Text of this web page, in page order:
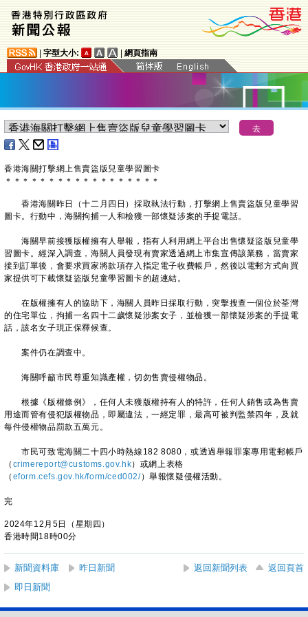
字型大小: 網頁指南
​香港海關打擊網上售賣盜版兒童學習圖卡
＊ ＊ ＊ ＊ ＊ ＊ ＊ ＊ ＊ ＊ ＊ ＊ ＊ ＊ ＊ ＊ ＊ ＊
香港海關昨日（十二月四日）採取執法行動，打擊網上售賣盜版兒童學習
圖卡。行動中，海關拘捕一人和檢獲一部懷疑涉案的手提電話。
海關早前接獲版權擁有人舉報，指有人利用網上平台出售懷疑盜版兒童學
習圖卡。經深入調查，海關人員發現有賣家透過網上市集宣傳該業務，當賣家
接到訂單後，會要求買家將款項存入指定電子收費帳戶，然後以電郵方式向買
家提供可下載懷疑盜版兒童學習圖卡的超連結。
在版權擁有人的協助下，海關人員昨日採取行動，突擊搜查一個位於荃灣
的住宅單位，拘捕一名四十二歲懷疑涉案女子，並檢獲一部懷疑涉案的手提電
話，該名女子現正保釋候查。
案件仍在調查中。
海關呼籲市民尊重知識產權，切勿售賣侵權物品。
根據《版權條例》，任何人未獲版權持有人的特許，任何人銷售或為售賣
用途而管有侵犯版權物品，即屬違法，一經定罪，最高可被判監禁四年，及就
每件侵權物品罰款五萬元。
市民可致電海關二十四小時熱線182 8080，或透過舉報罪案專用電郵帳戶
（ crimereport@customs.gov.hk）或網上表格
（ eform.cefs.gov.hk/form/ced002/）舉報懷疑侵權活動。
完
2024年12月5日（星期四）
香港時間18時00分
新聞資料庫 昨日新聞 返回新聞列表
返回頁首
即日新聞